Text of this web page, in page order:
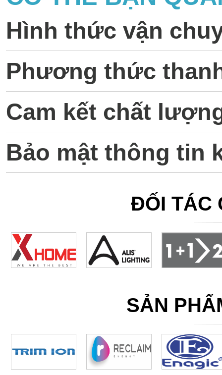
Hình thức vận
Phương thức
Cam kết chất
Bảo mật thông tin
ĐỐI TÁC
SẢN